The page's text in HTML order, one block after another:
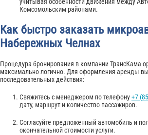
учитывая особенности движения между
Комсомольским районами.
Как быстро заказать
Набережных Челнах
Процедура бронирования в компании ТрансКама
максимально логично. Для оформления аренды
последовательных действия:
Свяжитесь с менеджером по телефону+7
дату, маршрут и количество пассажиров.
Согласуйте предложенный автомобиль и
окончательной стоимости услуги.